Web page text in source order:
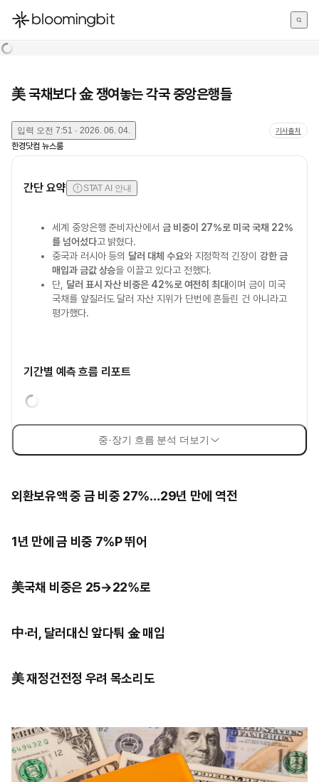
한국어
美 국채보다 金 쟁여놓는 각국 중앙은행들
입력 오전 7:51 · 2026. 06. 04. 기사출처
한경닷컴 뉴스룸
간단 요약 STAT AI 안내
세계 중앙은행 준비자산에서 금 비중이 27%로 미국 국채 22%
를 넘어섰다고 밝혔다.
중국과 러시아 등의 달러 대체 수요와 지정학적 긴장이 강한 금
매입과 금값 상승을 이끌고 있다고 전했다.
단, 달러 표시 자산 비중은 42%로 여전히 최대이며 금이 미국
국채를 앞질러도 달러 자산 지위가 단번에 흔들린 건 아니라고
평가했다.
기간별 예측 흐름 리포트
중·장기 흐름 분석 더보기
외환보유액 중 금 비중 27%…29년 만에 역전
1년 만에 금 비중 7%P 뛰어
美국채 비중은 25→22%로
中·러, 달러대신 앞다퉈 金 매입
美 재정건전정 우려 목소리도